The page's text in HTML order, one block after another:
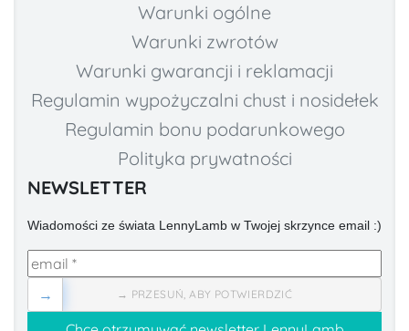
Warunki ogólne
Warunki zwrotów
Warunki gwarancji i reklamacji
Regulamin wypożyczalni chust i nosidełek
Regulamin bonu podarunkowego
Polityka prywatności
NEWSLETTER
Wiadomości ze świata LennyLamb w Twojej skrzynce email :)
→ PRZESUŃ, ABY POTWIERDZIĆ
→